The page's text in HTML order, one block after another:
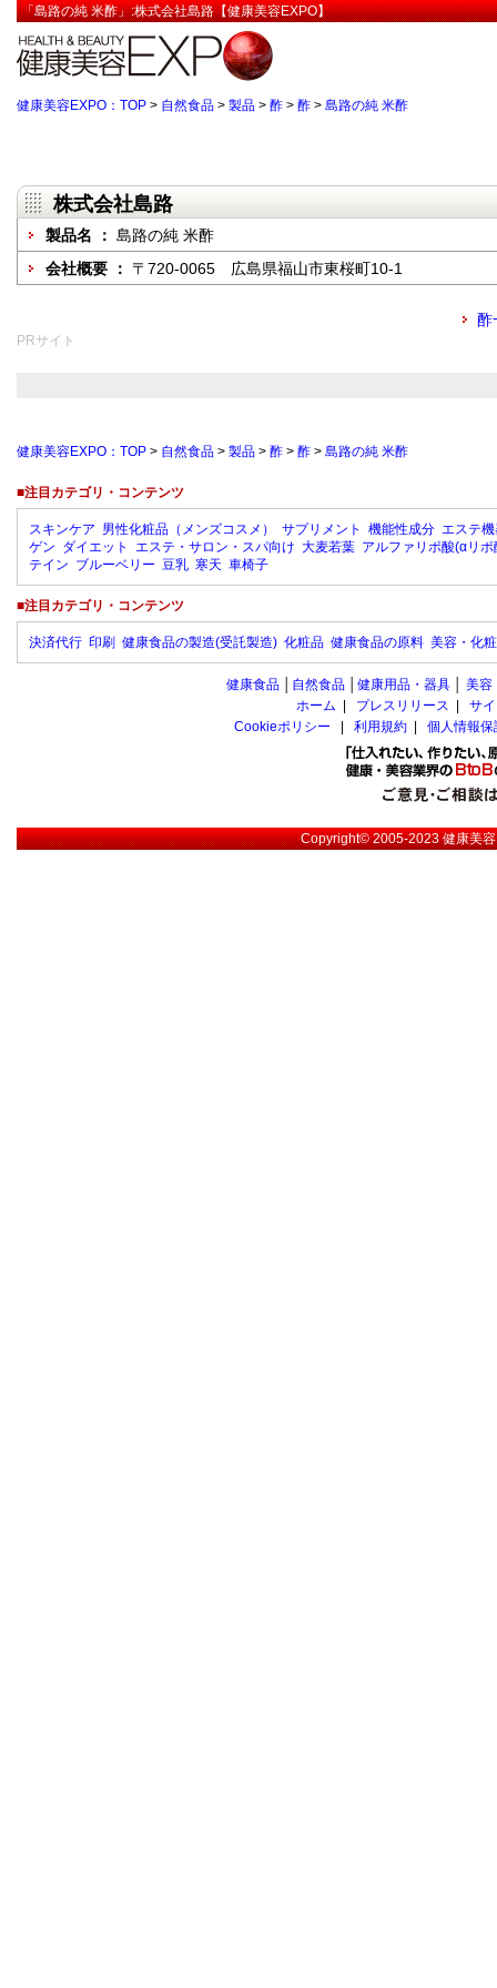
「島路の純 米酢」:株式会社島路【健康美容EXPO】
健康美容EXPO：TOP > 自然食品 > 製品 > 酢 > 酢 > 島路の純 米酢
株式会社島路
製品名 ： 島路の純 米酢
会社概要 ： 〒720-0065 広島県福山市東桜町10-1
酢
PRサイト
健康美容EXPO：TOP > 自然食品 > 製品 > 酢 > 酢 > 島路の純 米酢
■注目カテゴリ・コンテンツ
スキンケア 男性化粧品（メンズコスメ） サプリメント 機能性成分 エステ
ゲン ダイエット エステ・サロン・スパ向け 大麦若葉 アルファリポ酸(αリポ
テイン ブルーベリー 豆乳 寒天 車椅子
■注目カテゴリ・コンテンツ
決済代行 印刷 健康食品の製造(受託製造) 化粧品 健康食品の原料 美容・化
健康食品 自然食品 健康用品・器具 美容
ホーム
プレスリリース
サ
Cookieポリシー
利用規約 個人情報
Copyright© 2005-2023健康美